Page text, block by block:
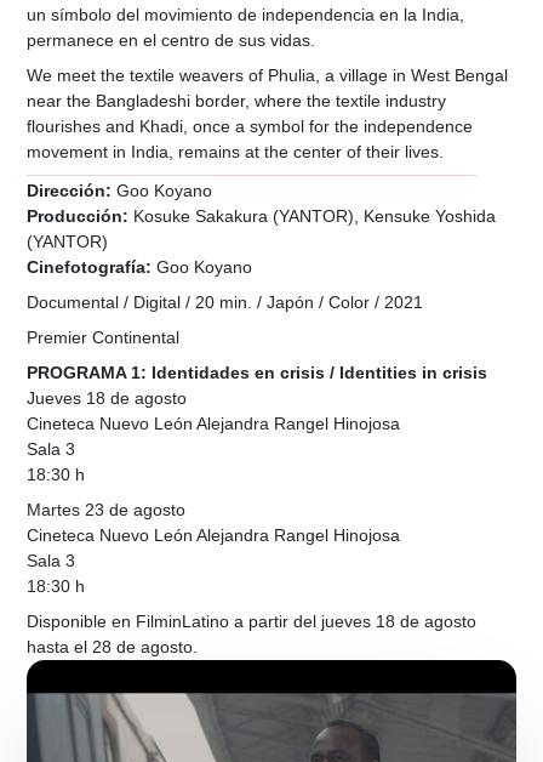
un símbolo del movimiento de independencia en la India,
permanece en el centro de sus vidas.
We meet the textile weavers of Phulia, a village in West Bengal
near the Bangladeshi border, where the textile industry
flourishes and Khadi, once a symbol for the independence
movement in India, remains at the center of their lives.
Dirección: Goo Koyano
Producción: Kosuke Sakakura (YANTOR), Kensuke Yoshida
(YANTOR)
Cinefotografía:Goo Koyano
Documental / Digital / 20 min. / Japón / Color / 2021
Premier Continental
PROGRAMA 1: Identidades en crisis / Identities in crisis
Jueves 18 de agosto
Cineteca Nuevo León Alejandra Rangel Hinojosa
Sala 3
18:30 h
Martes 23 de agosto
Cineteca Nuevo León Alejandra Rangel Hinojosa
Sala 3
18:30 h
Disponible en FilminLatino a partir del jueves 18 de agosto
hasta el 28 de agosto.